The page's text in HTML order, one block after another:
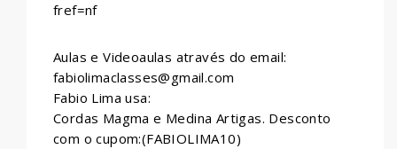
fref=nf
Aulas e Videoaulas através do email:
fabiolimaclasses@gmail.com
Fabio Lima usa:
Cordas Magma e Medina Artigas. Desconto
com o cupom:(FABIOLIMA10)